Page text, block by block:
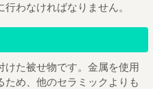
わなければなりません。
た被せ物です。金属を使用
め、他のセラミックよりも